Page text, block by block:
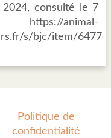
consulté le 7
animal-
s/bjc/item/6477
Politique de
confidentialité